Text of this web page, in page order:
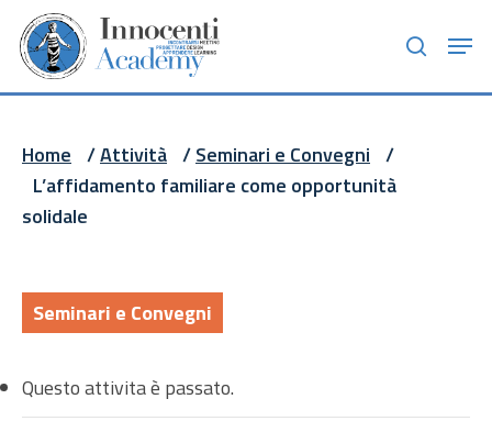
Skip
main
search
Home /Attività /Seminari e Convegni /
L’affidamento familiare come opportunità
solidale
Seminari e Convegni
Questo attivita è passato.